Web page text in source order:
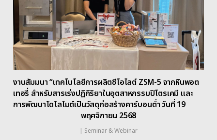
งานสัมมนา “เทคโนโลยีการผลิตซีโอไลต์ ZSM-5 จากหินพอต
เทอรี่ สำหรับสารเร่งปฏิกิริยาในอุตสาหกรรมปิโตรเคมี และ
การพัฒนาโดโลไมต์เป็นวัสดุก่อสร้างคาร์บอนต่ำ วันที่ 19
พฤศจิกายน 2568
| Seminar & Webinar